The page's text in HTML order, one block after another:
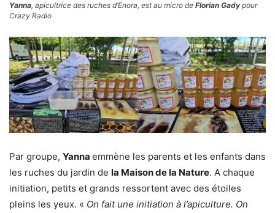
Yanna, apicultrice des ruches d’Enora, est au micro de Florian Gady pour
Crazy Radio
Par groupe, Yanna emmène les parents et les enfants dans
les ruches du jardin de la Maison de la Nature. A chaque
initiation, petits et grands ressortent avec des étoiles
pleins les yeux. « On fait une initiation à l’apiculture. On